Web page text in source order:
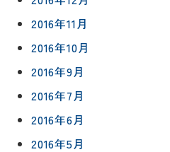
2016年11月
2016年10月
2016年9月
2016年7月
2016年6月
2016年5月